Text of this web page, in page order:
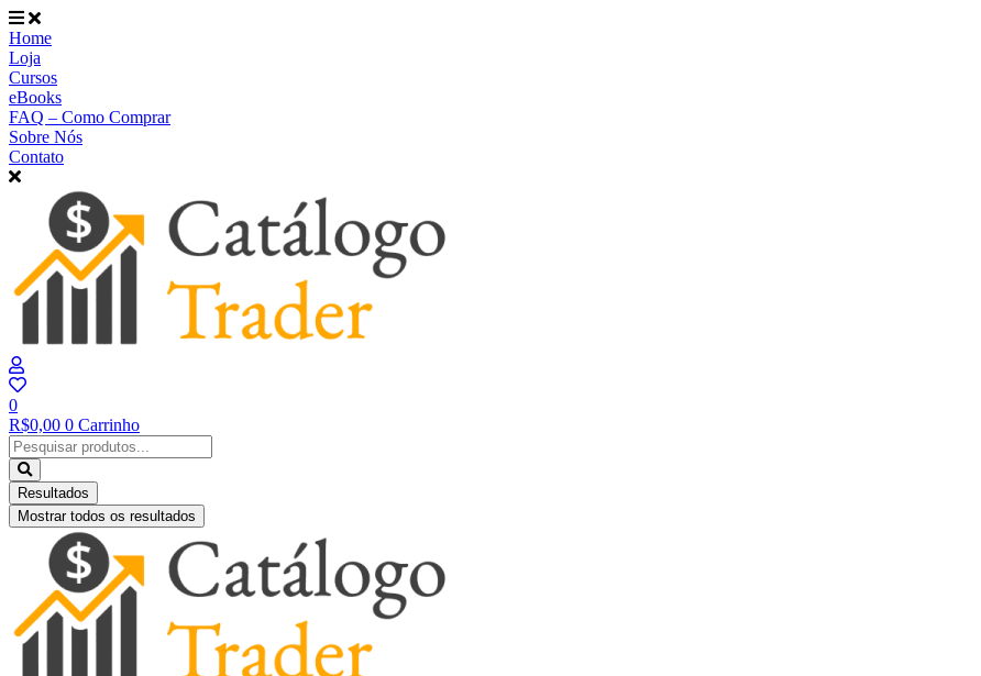
Ir
para
o
conteúdo
Home
Loja
Cursos
eBooks
FAQ – Como Comprar
Sobre Nós
Contato
0
R$0,00 0 Carrinho
Pesquisar
...
Resultados
Mostrar todos os resultados